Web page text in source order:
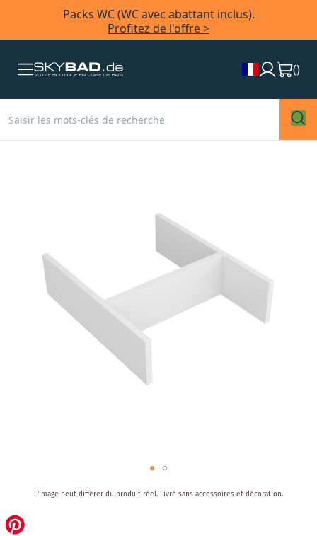
Packs WC (WC avec abattant inclus).
Profitez de l'offre >
()
the
beginning
L'image peut différer du produit réel. Livré sans accessoires et décoration.